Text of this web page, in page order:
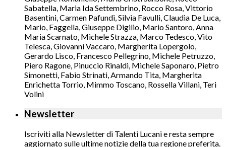
Sabatella, Maria Ida Settembrino, Rocco Rosa, Vittorio
Basentini, Carmen Pafundi, Silvia Favulli, Claudia De Luca,
Mario, Faggella, Giuseppe Digilio, Mario Santoro, Anna
Maria Scarnato, Michele Strazza, Marco Tedesco, Vito
Telesca, Giovanni Vaccaro, Margherita Lopergolo,
Gerardo Lisco, Francesco Pellegrino, Michele Petruzzo,
Piero Ragone, Pinuccio Rinaldi, Michele Saponaro, Pietro
Simonetti, Fabio Strinati, Armando Tita, Margherita
Enrichetta Torrio, Mimmo Toscano, Rossella Villani, Teri
Volini
Newsletter
Iscriviti alla Newsletter di Talenti Lucani e resta sempre
aggiornato sulle ultime notizie della tua regione preferita.